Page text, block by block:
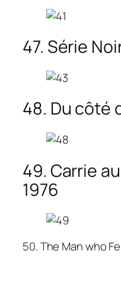
47. Série
48. Du côté
49. Carrie
1976
50. The Man who